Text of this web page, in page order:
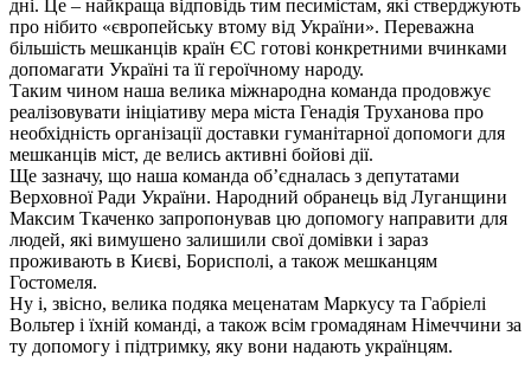
дні. Це – найкраща відповідь тим песимістам, які стверджують
про нібито «європейську втому від України». Переважна
більшість мешканців країн ЄС готові конкретними вчинками
допомагати Україні та її героїчному народу.
Таким чином наша велика міжнародна команда продовжує
реалізовувати ініціативу мера міста Генадія Труханова про
необхідність організації доставки гуманітарної допомоги для
мешканців міст, де велись активні бойові дії.
Ще зазначу, що наша команда об’єдналась з депутатами
Верховної Ради України. Народний обранець від Луганщини
Максим Ткаченко запропонував цю допомогу направити для
людей, які вимушено залишили свої домівки і зараз
проживають в Києві, Борисполі, а також мешканцям
Гостомеля.
Ну і, звісно, велика подяка меценатам Маркусу та Габріелі
Вольтер і їхній команді, а також всім громадянам Німеччини за
ту допомогу і підтримку, яку вони надають українцям.